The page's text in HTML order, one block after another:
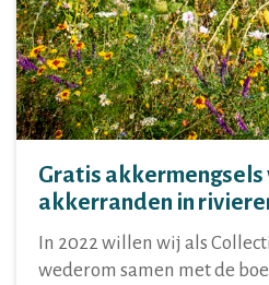
Gratis
akkerranden in
In 2022 willen wij als
wederom samen met de